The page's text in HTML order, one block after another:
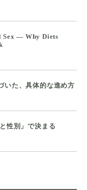
Sex — Why Diets
いた、具体的な進め方
性別」で決まる